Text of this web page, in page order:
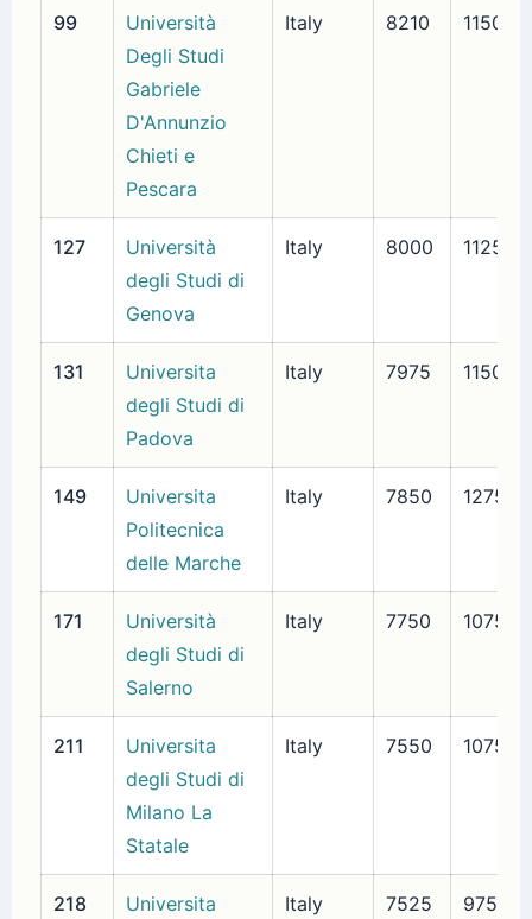
99
Università
Degli Studi
Gabriele
D'Annunzio
Chieti e
Pescara
Italy 8210 1150
127
Università
degli Studi di
Genova
Italy 8000 1125
131
Universita
degli Studi di
Padova
Italy 7975 1150
149
Universita
Politecnica
delle Marche
Italy 7850 1275
171
Università
degli Studi di
Salerno
Italy 7750 1075
211
Universita
degli Studi di
Milano La
Statale
Italy 7550 1075
218
Universita
Italy 7525 975